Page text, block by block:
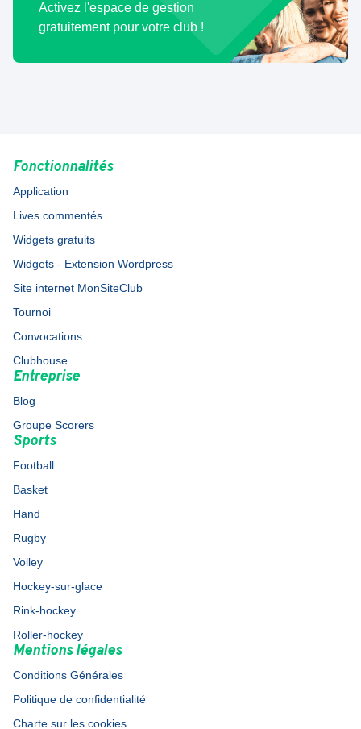
Activez l'espace de gestion
gratuitement pour votre club !
Fonctionnalités
Application
Lives commentés
Widgets gratuits
Widgets - Extension Wordpress
Site internet MonSiteClub
Tournoi
Convocations
Clubhouse
Entreprise
Blog
Groupe Scorers
Sports
Football
Basket
Hand
Rugby
Volley
Hockey-sur-glace
Rink-hockey
Roller-hockey
Mentions légales
Conditions Générales
Politique de confidentialité
Charte sur les cookies